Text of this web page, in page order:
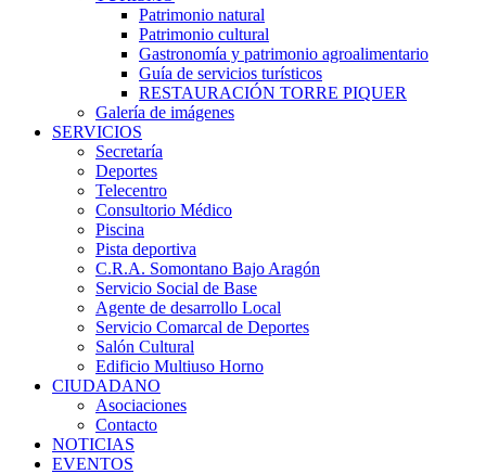
Patrimonio natural
Patrimonio cultural
Gastronomía y patrimonio agroalimentario
Guía de servicios turísticos
RESTAURACIÓN TORRE PIQUER
Galería de imágenes
SERVICIOS
Secretaría
Deportes
Telecentro
Consultorio Médico
Piscina
Pista deportiva
C.R.A. Somontano Bajo Aragón
Servicio Social de Base
Agente de desarrollo Local
Servicio Comarcal de Deportes
Salón Cultural
Edificio Multiuso Horno
CIUDADANO
Asociaciones
Contacto
NOTICIAS
EVENTOS